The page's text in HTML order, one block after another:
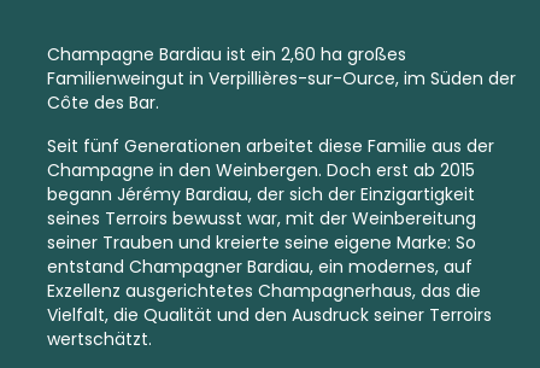
Champagne Bardiau ist ein 2,60 ha großes
Familienweingut in Verpillières-sur-Ource, im Süden der
Côte des Bar.
Seit fünf Generationen arbeitet diese Familie aus der
Champagne in den Weinbergen. Doch erst ab 2015
begann Jérémy Bardiau, der sich der Einzigartigkeit
seines Terroirs bewusst war, mit der Weinbereitung
seiner Trauben und kreierte seine eigene Marke: So
entstand Champagner Bardiau, ein modernes, auf
Exzellenz ausgerichtetes Champagnerhaus, das die
Vielfalt, die Qualität und den Ausdruck seiner Terroirs
wertschätzt.